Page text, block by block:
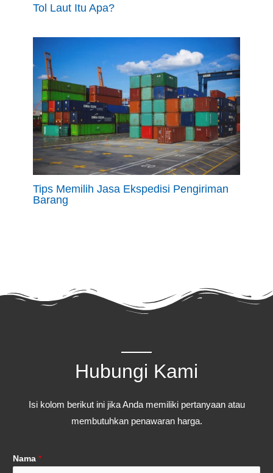
Tol Laut Itu Apa?
Tips Memilih Jasa Ekspedisi Pengiriman
Barang
Hubungi Kami
Isi kolom berikut ini jika Anda memiliki pertanyaan atau
membutuhkan penawaran harga.
Nama *